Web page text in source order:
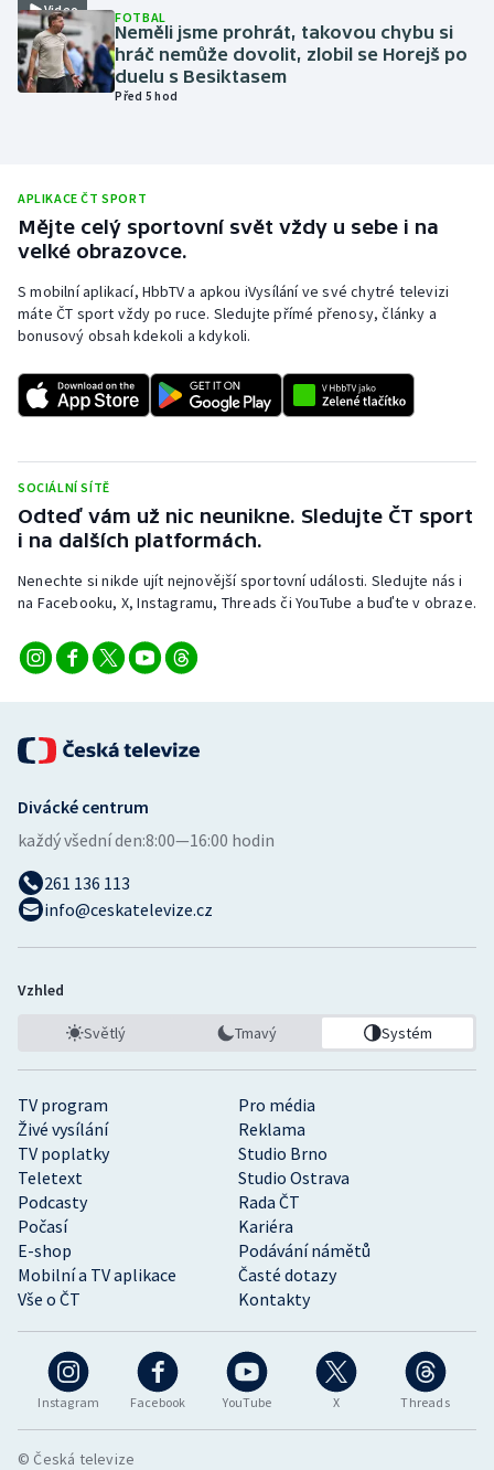
Olympijské hry
Parasport
Ragby
Rychlobruslení
Rychlostní kanoistika
Short track
Stolní tenis
Triatlon
Veslování
Vodní slalom
Volejbal
Ostatní
Video FOTBAL
Neměli jsme prohrát, takovou chybu si
hráč nemůže dovolit, zlobil se Horejš po
duelu s Besiktasem
Před 5 hod
APLIKACE ČT SPORT
Mějte celý sportovní svět vždy u sebe i na
velké obrazovce.
S mobilní aplikací, HbbTV a apkou iVysílání ve své chytré televizi
máte ČT sport vždy po ruce. Sledujte přímé přenosy, články a
bonusový obsah kdekoli a kdykoli.
SOCIÁLNÍ SÍTĚ
Odteď vám už nic neunikne. Sledujte ČT sport
i na dalších platformách.
Nenechte si nikde ujít nejnovější sportovní události. Sledujte nás i
na Facebooku, X, Instagramu, Threads či YouTube a buďte v obraze.
Instagram Facebook YouTube X Threads
TV program
Pro média
Živé vysílání
Reklama
TV poplatky
Studio Brno
Teletext
Studio Ostrava
Podcasty
Rada ČT
Počasí
Kariéra
E-shop
Podávání námětů
Mobilní a TV aplikace
Časté dotazy
Vše o ČT
Kontakty
Divácké centrum
každý všední den:8:00—16:00 hodin
261 136 113
info@ceskatelevize.cz
Vzhled
Světlý Tmavý Systém
© Česká televize